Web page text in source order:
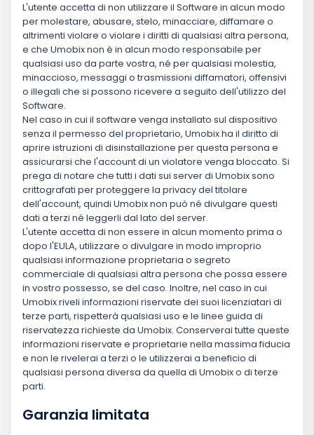
L'utente accetta di non utilizzare il Software in alcun modo
per molestare, abusare, stelo, minacciare, diffamare o
altrimenti violare o violare i diritti di qualsiasi altra persona,
e che Umobix non è in alcun modo responsabile per
qualsiasi uso da parte vostra, né per qualsiasi molestia,
minaccioso, messaggi o trasmissioni diffamatori, offensivi
o illegali che si possono ricevere a seguito dell'utilizzo del
Software.
Nel caso in cui il software venga installato sul dispositivo
senza il permesso del proprietario, Umobix ha il diritto di
aprire istruzioni di disinstallazione per questa persona e
assicurarsi che l'account di un violatore venga bloccato. Si
prega di notare che tutti i dati sui server di Umobix sono
crittografati per proteggere la privacy del titolare
dell'account, quindi Umobix non può né divulgare questi
dati a terzi né leggerli dal lato del server.
L'utente accetta di non essere in alcun momento prima o
dopo l'EULA, utilizzare o divulgare in modo improprio
qualsiasi informazione proprietaria o segreto
commerciale di qualsiasi altra persona che possa essere
in vostro possesso, se del caso. Inoltre, nel caso in cui
Umobix riveli informazioni riservate dei suoi licenziatari di
terze parti, rispetterà qualsiasi uso e le linee guida di
riservatezza richieste da Umobix. Conserverai tutte queste
informazioni riservate e proprietarie nella massima fiducia
e non le rivelerai a terzi o le utilizzerai a beneficio di
qualsiasi persona diversa da quella di Umobix o di terze
parti.
Garanzia limitata